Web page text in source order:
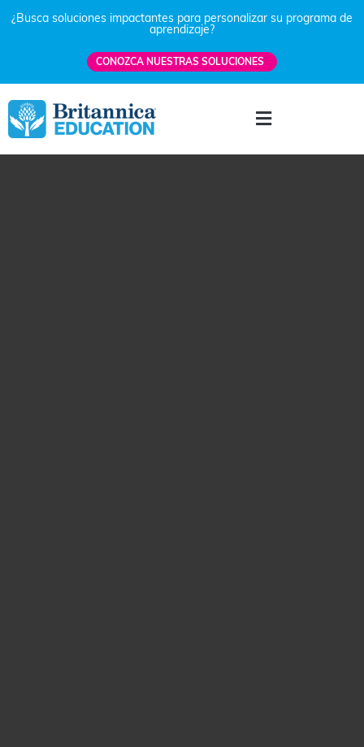
¿Busca soluciones impactantes para personalizar su programa de
aprendizaje?
CONOZCA NUESTRAS SOLUCIONES